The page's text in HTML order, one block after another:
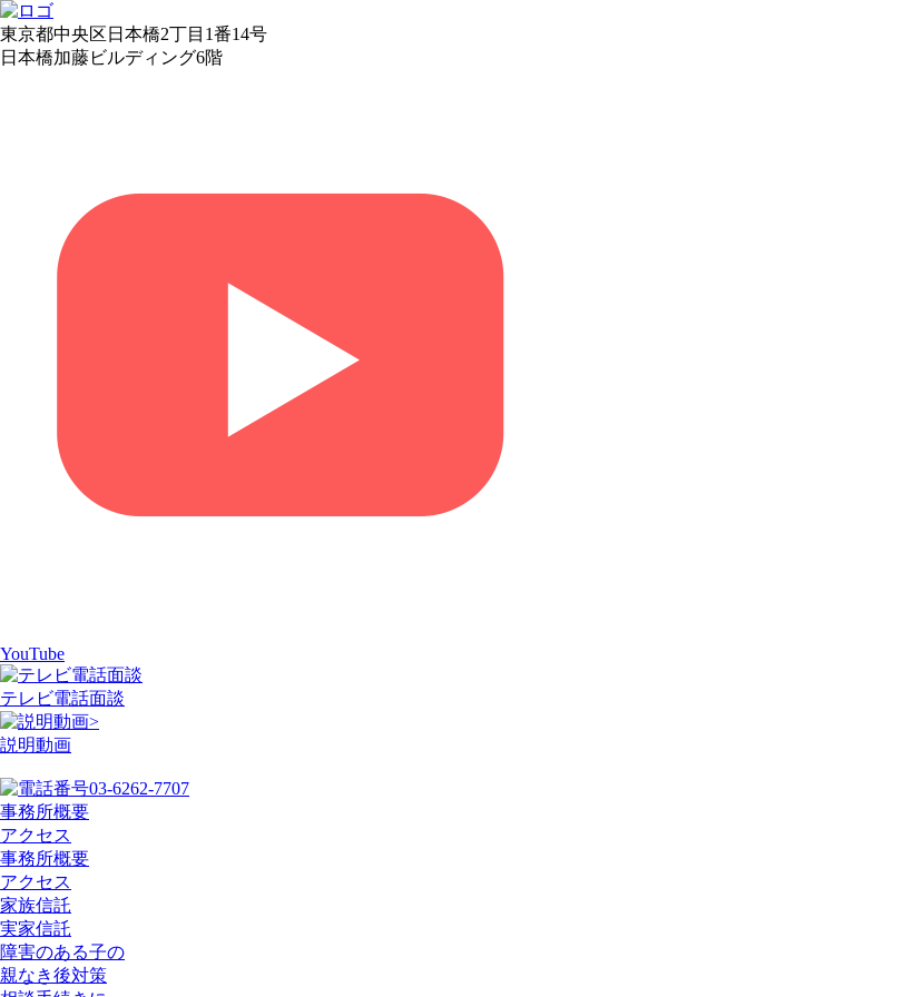
東京都中央区日本橋2丁目1番14号
日本橋加藤ビルディング6階
YouTube
テレビ電話面談
>
説明動画
03-6262-7707
事務所概要
アクセス
事務所概要
アクセス
家族信託
実家信託
障害のある子の
親なき後対策